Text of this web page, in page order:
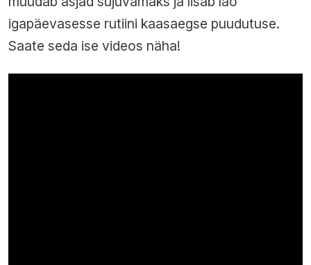
igapäevasesse rutiini kaasaegse puudutuse.
Saate seda ise videos näha!